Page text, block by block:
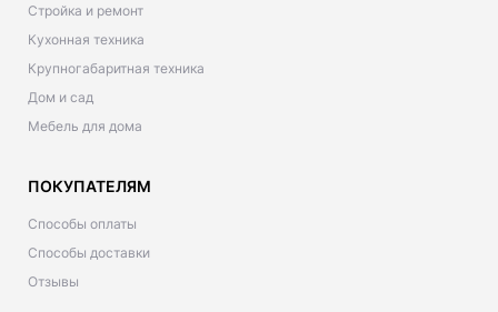
Стройка и ремонт
Кухонная техника
Крупногабаритная техника
Дом и сад
Мебель для дома
ПОКУПАТЕЛЯМ
Способы оплаты
Способы доставки
Отзывы